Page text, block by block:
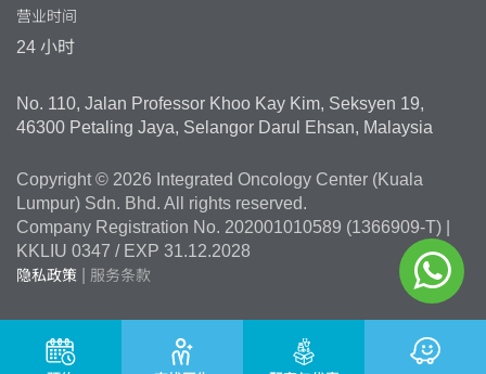
营业时间
24 小时
No. 110, Jalan Professor Khoo Kay Kim, Seksyen 19,
46300 Petaling Jaya, Selangor Darul Ehsan, Malaysia
Copyright © 2026 Integrated Oncology Center (Kuala
Lumpur) Sdn. Bhd. All rights reserved.
Company Registration No. 202001010589 (1366909-T) |
KKLIU 0347 / EXP 31.12.2028
隐私政策 服务条款